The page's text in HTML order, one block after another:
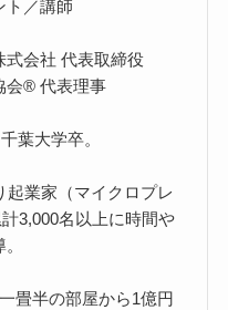
ト／講師
式会社 代表取締役
会® 代表理事
葉大学卒。
起業家（マイクロプレ
3,000名以上に時間や
畳半の部屋から1億円